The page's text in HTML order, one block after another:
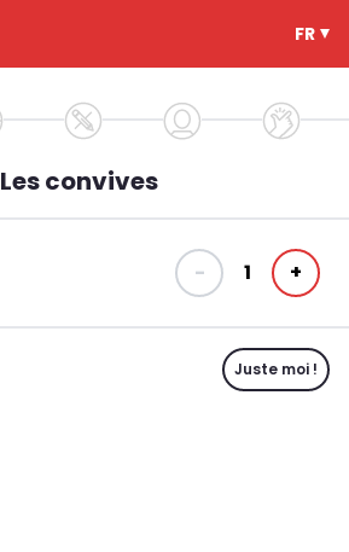
FR
Les convives
- 1 +
Juste moi !